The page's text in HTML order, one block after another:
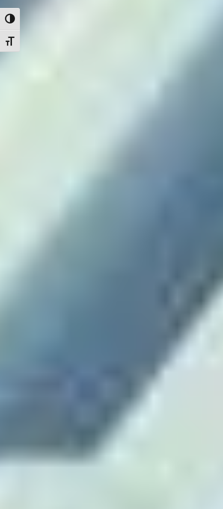
Attiva/disattiva alto contrasto
Attiva/disattiva dimensione testo